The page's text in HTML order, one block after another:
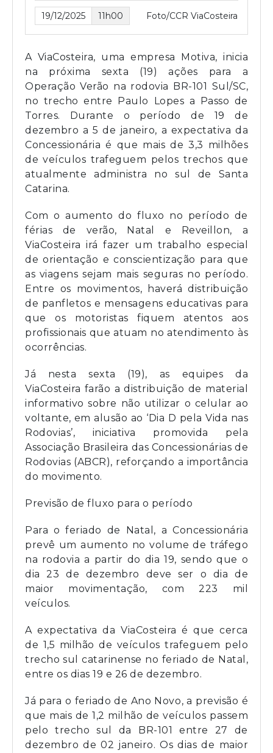
19/12/2025 11h00 Foto/CCR ViaCosteira
A ViaCosteira, uma empresa Motiva, inicia
na próxima sexta (19) ações para a
Operação Verão na rodovia BR-101 Sul/SC,
no trecho entre Paulo Lopes a Passo de
Torres. Durante o período de 19 de
dezembro a 5 de janeiro, a expectativa da
Concessionária é que mais de 3,3 milhões
de veículos trafeguem pelos trechos que
atualmente administra no sul de Santa
Catarina.
Com o aumento do fluxo no período de
férias de verão, Natal e Reveillon, a
ViaCosteira irá fazer um trabalho especial
de orientação e conscientização para que
as viagens sejam mais seguras no período.
Entre os movimentos, haverá distribuição
de panfletos e mensagens educativas para
que os motoristas fiquem atentos aos
profissionais que atuam no atendimento às
ocorrências.
Já nesta sexta (19), as equipes da
ViaCosteira farão a distribuição de material
informativo sobre não utilizar o celular ao
voltante, em alusão ao ‘Dia D pela Vida nas
Rodovias’, iniciativa promovida pela
Associação Brasileira das Concessionárias de
Rodovias (ABCR), reforçando a importância
do movimento.
Previsão de fluxo para o período
Para o feriado de Natal, a Concessionária
prevê um aumento no volume de tráfego
na rodovia a partir do dia 19, sendo que o
dia 23 de dezembro deve ser o dia de
maior movimentação, com 223 mil
veículos.
A expectativa da ViaCosteira é que cerca
de 1,5 milhão de veículos trafeguem pelo
trecho sul catarinense no feriado de Natal,
entre os dias 19 e 26 de dezembro.
Já para o feriado de Ano Novo, a previsão é
que mais de 1,2 milhão de veículos passem
pelo trecho sul da BR-101 entre 27 de
dezembro de 02 janeiro. Os dias de maior